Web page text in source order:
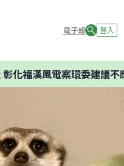
電子報 登入
電案環委建議不應開發